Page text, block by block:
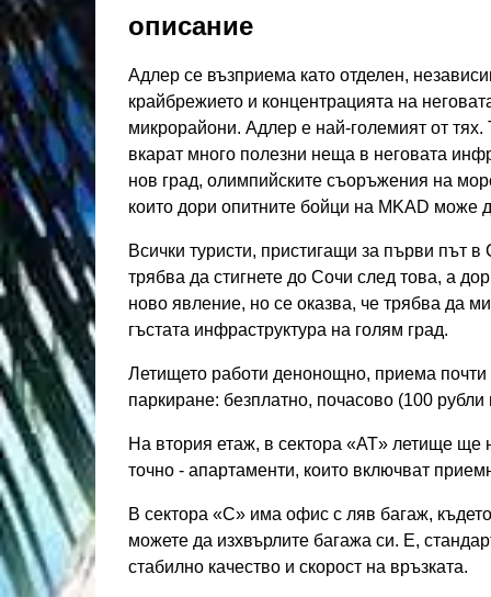
описание
Адлер се възприема като отделен,
крайбрежието и концентрацията на
микрорайони. Адлер е най-големият от
вкарат много полезни неща в неговата
нов град, олимпийските съоръжения на
които дори опитните бойци на MKAD може
Всички туристи, пристигащи за първи път
трябва да стигнете до Сочи след това, а
ново явление, но се оказва, че трябва да
гъстата инфраструктура на голям град.
Летището работи денонощно, приема
паркиране: безплатно, почасово (100
На втория етаж, в сектора «AT» летище
точно - апартаменти, които включват
В сектора «С» има офис с ляв багаж,
можете да изхвърлите багажа си. Е,
стабилно качество и скорост на връзката.